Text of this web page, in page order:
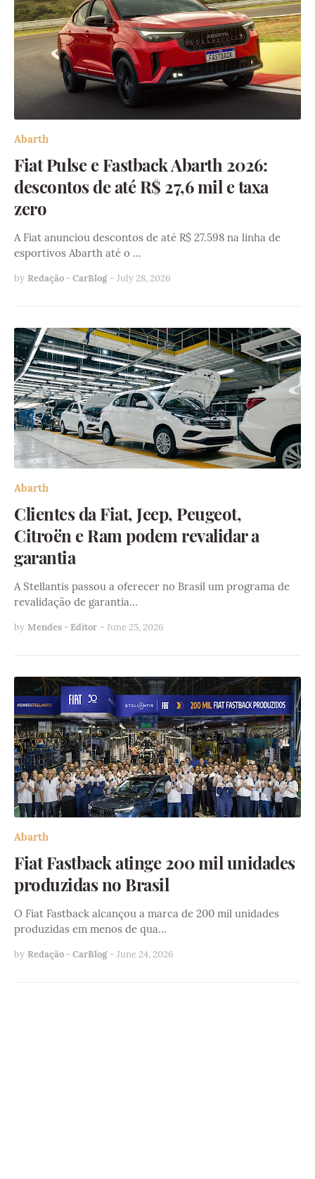
Abarth
Fiat Pulse e Fastback Abarth 2026:
descontos de até R$ 27,6 mil e taxa
zero
A Fiat anunciou descontos de até R$ 27.598 na linha de
esportivos Abarth até o …
by Redação - CarBlog - July 28, 2026
Abarth
Clientes da Fiat, Jeep, Peugeot,
Citroën e Ram podem revalidar a
garantia
A Stellantis passou a oferecer no Brasil um programa de
revalidação de garantia…
by Mendes - Editor - June 25, 2026
Abarth
Fiat Fastback atinge 200 mil unidades
produzidas no Brasil
O Fiat Fastback alcançou a marca de 200 mil unidades
produzidas em menos de qua…
by Redação - CarBlog - June 24, 2026